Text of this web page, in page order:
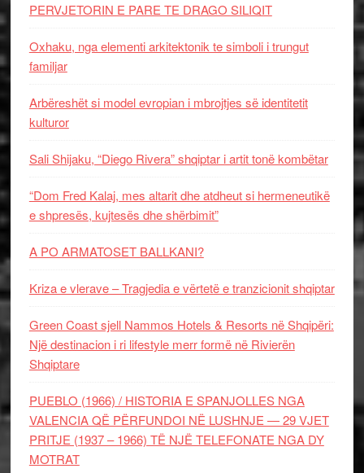
PERVJETORIN E PARE TE DRAGO SILIQIT
Oxhaku, nga elementi arkitektonik te simboli i trungut
familjar
Arbëreshët si model evropian i mbrojtjes së identitetit
kulturor
Sali Shijaku, “Diego Rivera” shqiptar i artit tonë kombëtar
“Dom Fred Kalaj, mes altarit dhe atdheut si hermeneutikë
e shpresës, kujtesës dhe shërbimit”
A PO ARMATOSET BALLKANI?
Kriza e vlerave – Tragjedia e vërtetë e tranzicionit shqiptar
Green Coast sjell Nammos Hotels & Resorts në Shqipëri:
Një destinacion i ri lifestyle merr formë në Rivierën
Shqiptare
PUEBLO (1966) / HISTORIA E SPANJOLLES NGA
VALENCIA QË PËRFUNDOI NË LUSHNJE — 29 VJET
PRITJE (1937 – 1966) TË NJË TELEFONATE NGA DY
MOTRAT